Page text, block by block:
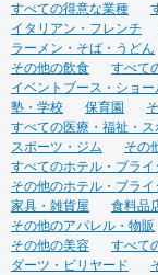
すべての得意な業種
イタリアン・フレンチ
ラーメン・そば・うどん
その他の飲食
すべて
イベントブース・ショー
塾・学校
保育園
すべての医療・福祉・ス
スポーツ・ジム
その
すべてのホテル・ブライ
その他のホテル・ブライ
家具・雑貨屋
食料品
その他のアパレル・物販
その他の美容
すべて
ダーツ・ビリヤード